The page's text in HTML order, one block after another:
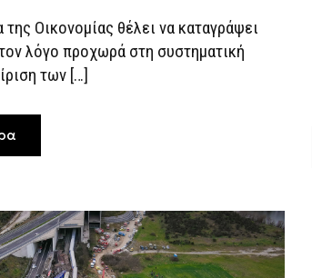
της Οικονομίας θέλει να καταγράψει
λόγο προχωρά στη συστηματική
των […]